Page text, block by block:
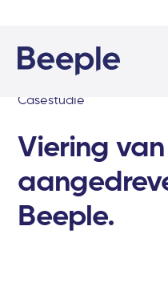
Casestudie
Viering
Beeple.